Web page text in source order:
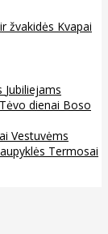
žvakidės Kvapai
Jubiliejams
Tėvo dienai Boso
Vestuvėms
Termosai